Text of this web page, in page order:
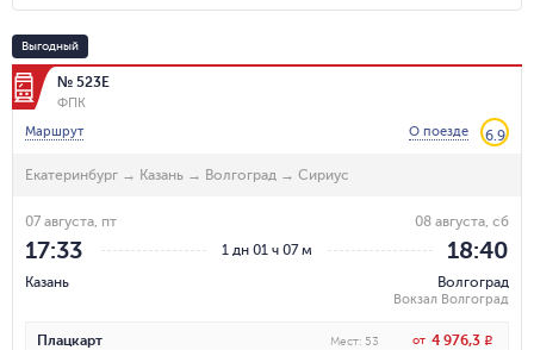
Выгодный
№ 523Е
ФПК
Маршрут
О поезде 6.9
Екатеринбург → Казань → Волгоград → Сириус
1 дн 01 ч 07 м
07 августа, пт
17:33
Казань
08 августа, сб
18:40
Волгоград
Вокзал Волгоград
Плацкарт Мест: 53 от 4 976,3 R